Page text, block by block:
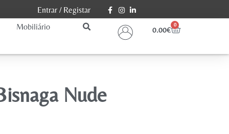
Entrar/ Registar
Mobiliário 0.00€
0
Nude